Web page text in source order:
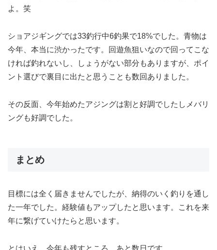
よ。笑
ショアジギングでは33釣行中6釣果で18%でした。青物は
今年、本当に渋かったです。回遊魚狙いなので回ってこな
ければ釣れないし、しょうがない部分もありますが、ポイ
ント選びで裏目に出たと思うことも数回ありました。
その反面、今年始めたアジングは割と好調でしたしメバリ
ングも好調でした。
まとめ
目標には全く届きませんでしたが、納得のいく釣りを通し
た一年でした。経験値もアップしたと思います。これを来
年に繋げていけたらと思います。
とはいえ、今年も残すところ、あと数日です。